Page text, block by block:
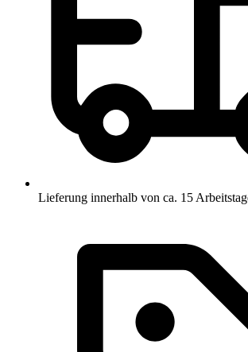
Lieferung innerhalb von ca. 15